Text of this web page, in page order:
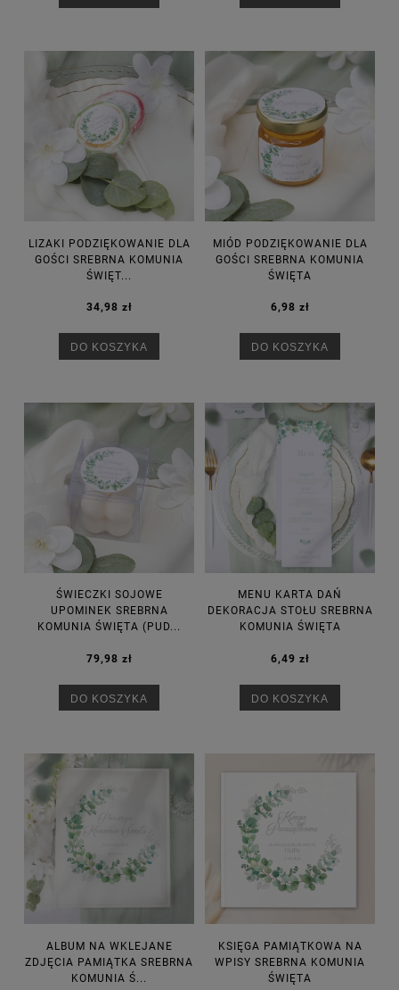
LIZAKI PODZIĘKOWANIE DLA
GOŚCI SREBRNA KOMUNIA
ŚWIĘT...
34,98 zł
DO KOSZYKA
MIÓD PODZIĘKOWANIE DLA
GOŚCI SREBRNA KOMUNIA
ŚWIĘTA
6,98 zł
DO KOSZYKA
ŚWIECZKI SOJOWE
UPOMINEK SREBRNA
KOMUNIA ŚWIĘTA (PUD...
79,98 zł
DO KOSZYKA
MENU KARTA DAŃ
DEKORACJA STOŁU SREBRNA
KOMUNIA ŚWIĘTA
6,49 zł
DO KOSZYKA
ALBUM NA WKLEJANE
ZDJĘCIA PAMIĄTKA SREBRNA
KOMUNIA Ś...
KSIĘGA PAMIĄTKOWA NA
WPISY SREBRNA KOMUNIA
ŚWIĘTA